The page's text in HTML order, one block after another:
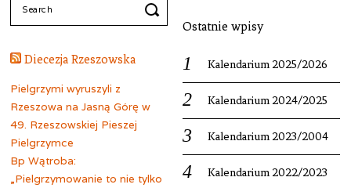
Ostatnie wpisy
Kalendarium 2025/2026
Kalendarium 2024/2025
Kalendarium 2023/2004
Kalendarium 2022/2023
Diecezja Rzeszowska
Pielgrzymi wyruszyli z
Rzeszowa na Jasną Górę w
49. Rzeszowskiej Pieszej
Pielgrzymce
Bp Wątroba:
„Pielgrzymowanie to nie tylko